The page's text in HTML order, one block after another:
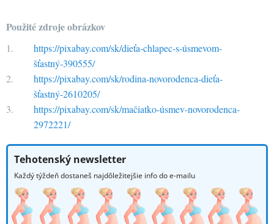
Použité zdroje obrázkov
https://pixabay.com/sk/dieťa-chlapec-s-úsmevom-
šťastný-390555/
https://pixabay.com/sk/rodina-novorodenca-dieťa-
šťastný-2610205/
https://pixabay.com/sk/mačiatko-úsmev-novorodenca-
2972221/
Tehotenský newsletter
Každý týždeň dostaneš najdôležitejšie info do e-mailu